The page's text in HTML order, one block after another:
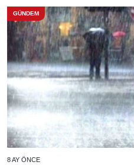
GÜNDEM
8 AY ÖNCE